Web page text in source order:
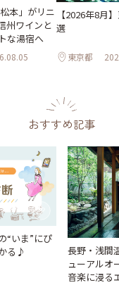
本」がリニ
州ワインと
な湯宿へ
【2026年8月
選
東京都
おすすめ記事
“いま”にぴ
る♪
長野・浅間
ューアルオ
音楽に浸る